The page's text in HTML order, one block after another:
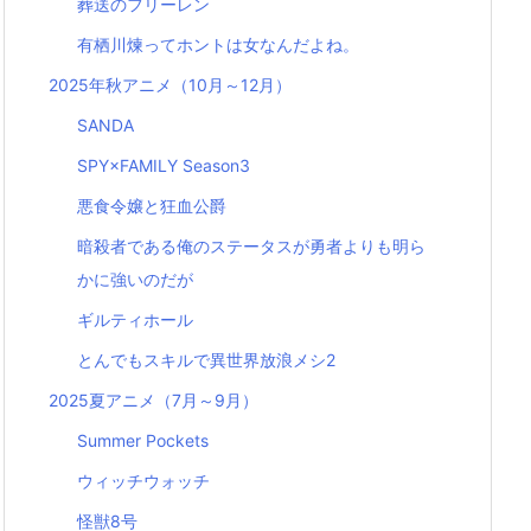
葬送のフリーレン
有栖川煉ってホントは女なんだよね。
2025年秋アニメ（10月～12月）
SANDA
SPY×FAMILY Season3
悪食令嬢と狂血公爵
暗殺者である俺のステータスが勇者よりも明ら
かに強いのだが
ギルティホール
とんでもスキルで異世界放浪メシ2
2025夏アニメ（7月～9月）
Summer Pockets
ウィッチウォッチ
怪獣8号